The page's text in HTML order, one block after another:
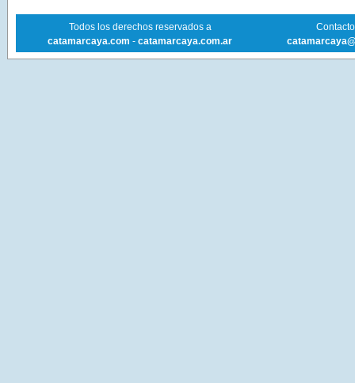
Todos los derechos reservados a
catamarcaya.com - catamarcaya.com.ar